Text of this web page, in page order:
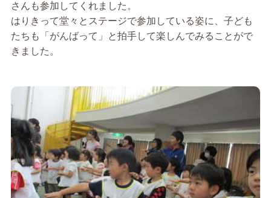
さんも参加してくれました。
はりきって堂々とステージで参加している姿に、子ども
たちも「がんばって」と拍手して楽しんでみることがで
きました。